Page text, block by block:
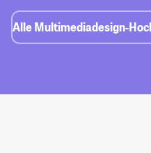
Alle Multimediadesign-